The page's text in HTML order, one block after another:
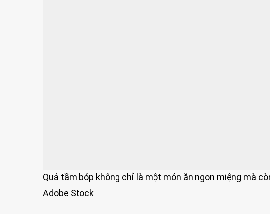
Quả tầm bóp không chỉ là một món ăn ngon miệng mà
Adobe Stock